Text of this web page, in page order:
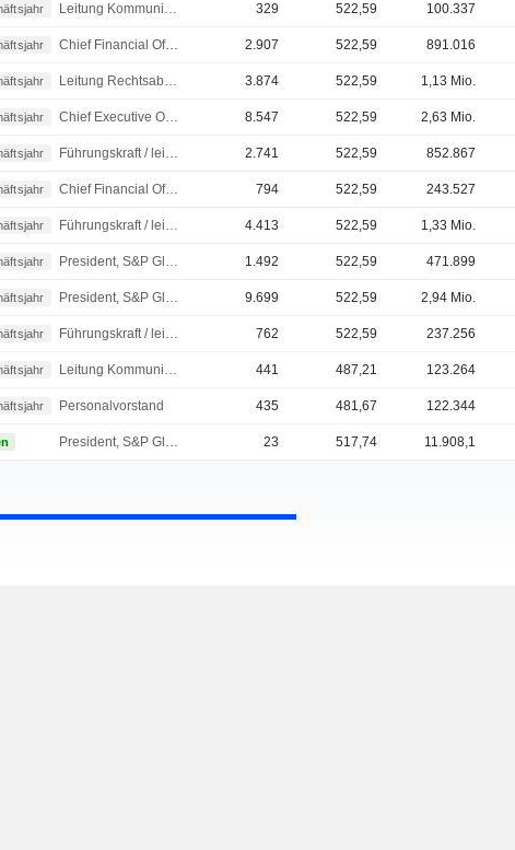
Leitung Kommunikation 329 522,59 100.337
Chief Financial Officer (CFO) 2.907 522,59 891.016
Leitung Rechtsabteilung 3.874 522,59 1,13 Mio.
Chief Executive Officer (CEO) 8.547 522,59 2,63 Mio.
Führungskraft / leitender Angestellter 2.741 522,59 852.867
Chief Financial Officer (CFO) 794 522,59 243.527
Führungskraft / leitender Angestellter 4.413 522,59 1,33 Mio.
President, S&P Global Ratings 1.492 522,59 471.899
President, S&P Global Mobility 9.699 522,59 2,94 Mio.
Führungskraft / leitender Angestellter 762 522,59 237.256
Leitung Kommunikation 441 487,21 123.264
Personalvorstand 435 481,67 122.344
President, S&P Global Mobility 23 517,74 11.908,1